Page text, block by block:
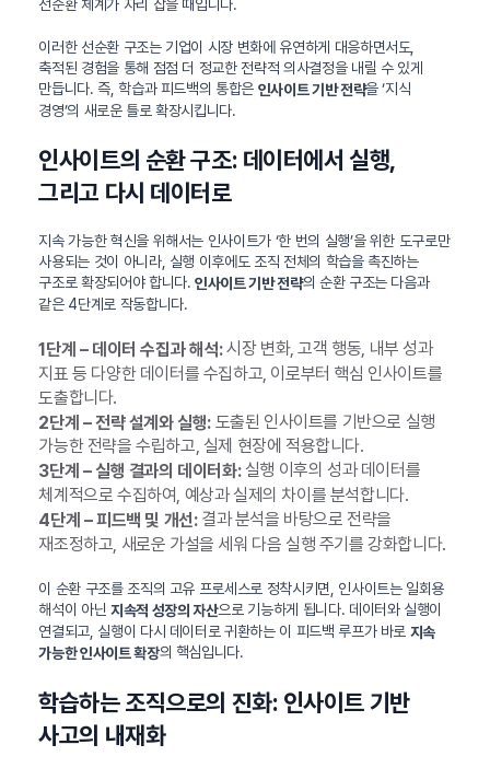
선순환 체계가 자리 잡을 때입니다.
이러한 선순환 구조는 기업이 시장 변화에 유연하게 대응하면서도,
축적된 경험을 통해 점점 더 정교한 전략적 의사결정을 내릴 수 있게
만듭니다. 즉, 학습과 피드백의 통합은 인사이트 기반 전략을 ‘지식
경영’의 새로운 틀로 확장시킵니다.
인사이트의 순환 구조: 데이터에서 실행,
그리고 다시 데이터로
지속 가능한 혁신을 위해서는 인사이트가 ‘한 번의 실행’을 위한 도구로만
사용되는 것이 아니라, 실행 이후에도 조직 전체의 학습을 촉진하는
구조로 확장되어야 합니다.인사이트 기반 전략의 순환 구조는 다음과
같은 4단계로 작동합니다.
1단계 – 데이터 수집과 해석:시장 변화, 고객 행동, 내부 성과
지표 등 다양한 데이터를 수집하고, 이로부터 핵심 인사이트를
도출합니다.
2단계 – 전략 설계와 실행:도출된 인사이트를 기반으로 실행
가능한 전략을 수립하고, 실제 현장에 적용합니다.
3단계 – 실행 결과의 데이터화:실행 이후의 성과 데이터를
체계적으로 수집하여, 예상과 실제의 차이를 분석합니다.
4단계 – 피드백 및 개선:결과 분석을 바탕으로 전략을
재조정하고, 새로운 가설을 세워 다음 실행 주기를 강화합니다.
이 순환 구조를 조직의 고유 프로세스로 정착시키면, 인사이트는 일회용
해석이 아닌 지속적 성장의 자산으로 기능하게 됩니다. 데이터와 실행이
연결되고, 실행이 다시 데이터로 귀환하는 이 피드백 루프가 바로 지속
가능한 인사이트 확장의 핵심입니다.
학습하는 조직으로의 진화: 인사이트 기반
사고의 내재화